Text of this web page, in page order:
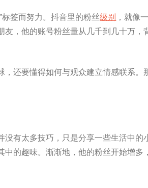
”标签而努力。抖音里的粉丝级别
，就像
，他的账号粉丝量从几千到几十万，
还要懂得如何与观众建立情感联系。
有太多技巧，只是分享一些生活中的
的趣味。渐渐地，他的粉丝开始增多